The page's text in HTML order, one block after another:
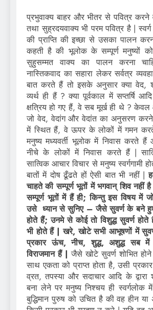
प्रभुवाक्य बाहर और भीतर से पवित्र करने
तथा सुह्रदयवाक्य भी परम पवित्र है |
की प्राप्ति की इच्छा से उसका पालन
कहती है की भूलोक के सम्पूर्ण मनुष्यों
सुहुसम्मत वाक्य का पालन करना
नास्तिकवाद का सहारा लेकर सर्वत्र
बात करते हैं तो इसके अनुसार क्या वेद,
व्यर्थ ही हैं ? क्या पूर्वकाल में सप्तर्षि
क्षत्रिय हो गए हैं, वे सब मूर्ख ही थे ?
जो वेद, वेदांग और वेदांत का अनुसरण
में स्थित हैं, वे ऊपर के लोकों में गमन
मनुष्य मध्यवर्ती भूलोक में निवास करते हैं
नीचे के लोकों में निवास करते हैं |
सात्विक आचार विचार से मनुष्य स्वर्गगामी
बातों में दोष ढूँढते हों ऐसी बात भी नहीं |
चाहते की सम्पूर्ण भूतों में भगवान् शिव नहीं
सम्पूर्ण भूतों में हैं ही; किन्तु इस विषय में
उसे ध्यान से सुनिए – जैसे सुवर्ण के बने
होते हैं; उनमे से कोई तो विशुद्ध सुवर्ण
भी होते हैं | खरे, खोटे सभी आभूषणों में
प्रकार ऊंच, नीच, शुद्ध, अशुद्ध सब में
विराजमान हैं | जैसे खोटे सुवर्ण शोभित
साथ एकता को प्राप्त होता है, उसी
व्रत, तपस्या और सदाचार आदि के द्वारा
बना लेने पर मनुष्य निश्चय ही स्वर्गलोक
बुद्धिमान पुरुष को उचित है की वह हीन